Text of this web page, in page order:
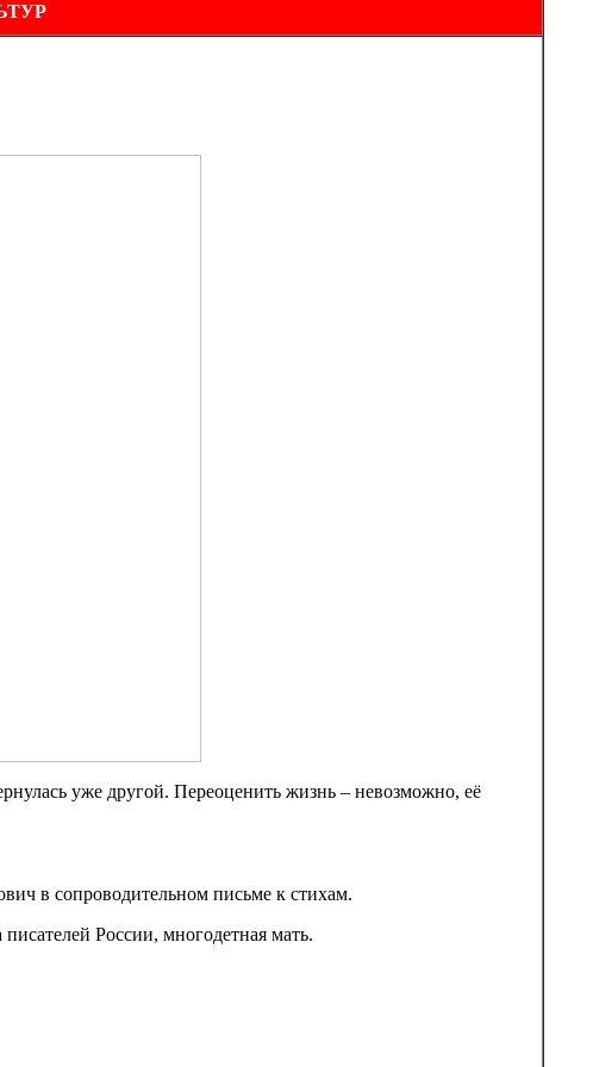
уже другой. Переоценить жизнь – невозможно, её
в сопроводительном письме к стихам.
России, многодетная мать.